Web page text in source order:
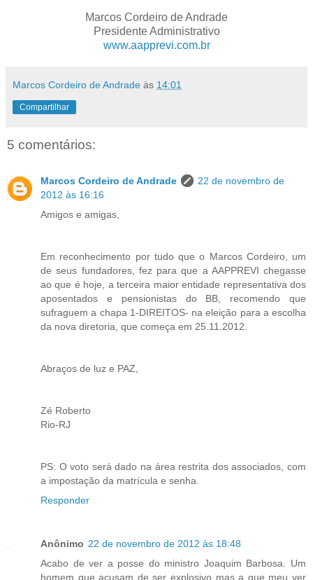
Marcos Cordeiro de Andrade
Presidente Administrativo
www.aapprevi.com.br
Marcos Cordeiro de Andrade às 14:01
Compartilhar
5 comentários:
Marcos Cordeiro de Andrade
22 de novembro de
2012 às 16:16
Amigos e amigas,
Em reconhecimento por tudo que o Marcos Cordeiro, um
de seus fundadores, fez para que a AAPPREVI chegasse
ao que é hoje, a terceira maior entidade representativa dos
aposentados e pensionistas do BB, recomendo que
sufraguem a chapa 1-DIREITOS- na eleição para a escolha
da nova diretoria, que começa em 25.11.2012.
Abraços de luz e PAZ,
Zé Roberto
Rio-RJ
PS: O voto será dado na área restrita dos associados, com
a impostação da matrícula e senha.
Responder
Anônimo 22 de novembro de 2012 às 18:48
Acabo de ver a posse do ministro Joaquim Barbosa. Um
homem que acusam de ser explosivo mas a que meu ver